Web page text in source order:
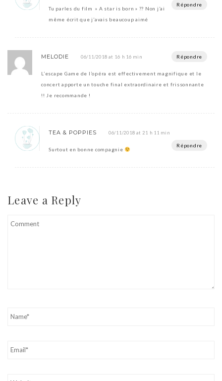
Répondre
Tu parles du film » A star is born » ?? Non j’ai
même écrit que j’avais beaucoup aimé
MELODIE 06/11/2018 at 16 h 16 min Répondre
L’escape Game de l’opéra est effectivement magnifique et le
concert apporte un touche final extraordinaire et frissonnante
!! Je recommande !
TEA & POPPIES 06/11/2018 at 21 h 11 min
Répondre
Surtout en bonne compagnie
Leave a Reply